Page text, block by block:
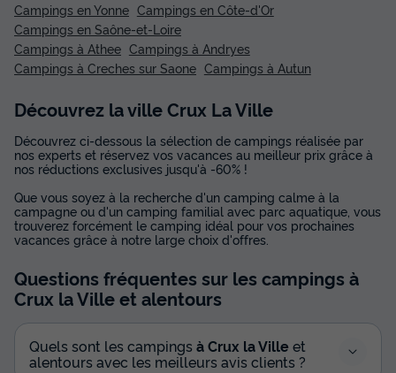
Campings en Yonne Campings en Côte-d'Or
Campings en Saône-et-Loire
Campings à Athee Campings à Andryes
Campings à Creches sur Saone Campings à Autun
Découvrez la ville Crux La Ville
Découvrez ci-dessous la sélection de campings réalisée par
nos experts et réservez vos vacances au meilleur prix grâce à
nos réductions exclusives jusqu'à -60% !
Que vous soyez à la recherche d'un camping calme à la
campagne ou d'un camping familial avec parc aquatique, vous
trouverez forcément le camping idéal pour vos prochaines
vacances grâce à notre large choix d'offres.
Questions fréquentes sur les campings à
Crux la Villeet alentours
Quels sont les campings à Crux la Ville et
alentours avec les meilleurs avis clients ?